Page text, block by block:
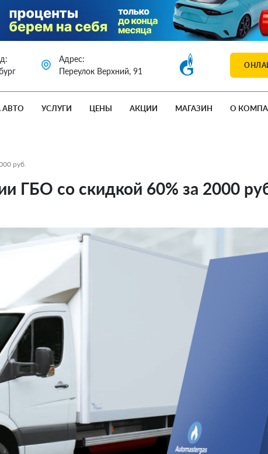
Адрес:
Переулок Верхний, 91
АВТО УСЛУГИ ЦЕНЫ АКЦИИ МАГАЗИН О
руб.
ГБО со скидкой 60% за 2000